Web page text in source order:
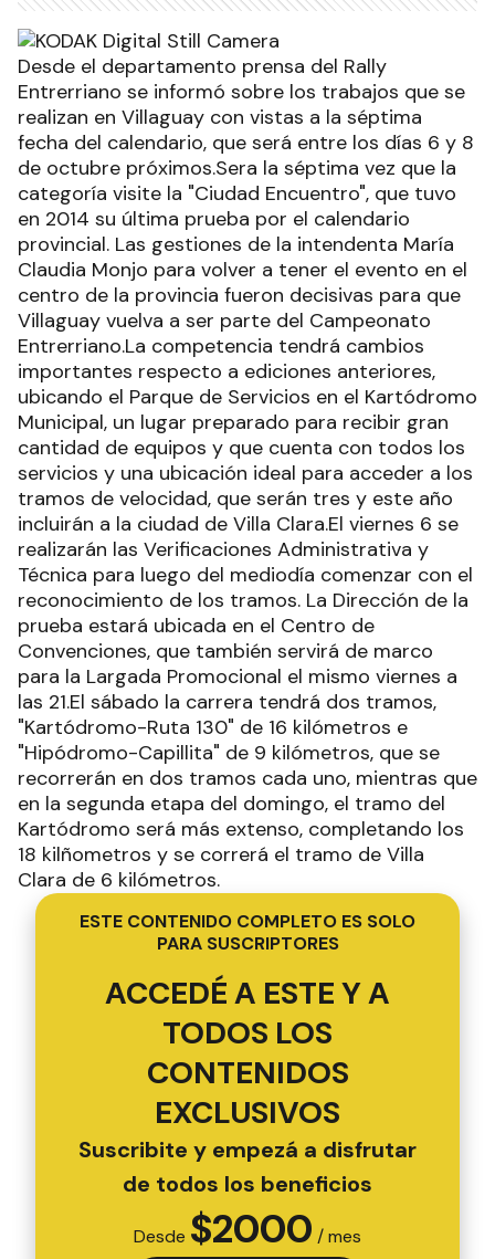
Desde el departamento prensa del Rally
Entrerriano se informó sobre los trabajos que se
realizan en Villaguay con vistas a la séptima
fecha del calendario, que será entre los días 6 y 8
de octubre próximos.Sera la séptima vez que la
categoría visite la "Ciudad Encuentro", que tuvo
en 2014 su última prueba por el calendario
provincial. Las gestiones de la intendenta María
Claudia Monjo para volver a tener el evento en el
centro de la provincia fueron decisivas para que
Villaguay vuelva a ser parte del Campeonato
Entrerriano.La competencia tendrá cambios
importantes respecto a ediciones anteriores,
ubicando el Parque de Servicios en el Kartódromo
Municipal, un lugar preparado para recibir gran
cantidad de equipos y que cuenta con todos los
servicios y una ubicación ideal para acceder a los
tramos de velocidad, que serán tres y este año
incluirán a la ciudad de Villa Clara.El viernes 6 se
realizarán las Verificaciones Administrativa y
Técnica para luego del mediodía comenzar con el
reconocimiento de los tramos. La Dirección de la
prueba estará ubicada en el Centro de
Convenciones, que también servirá de marco
para la Largada Promocional el mismo viernes a
las 21.El sábado la carrera tendrá dos tramos,
"Kartódromo-Ruta 130" de 16 kilómetros e
"Hipódromo-Capillita" de 9 kilómetros, que se
recorrerán en dos tramos cada uno, mientras que
en la segunda etapa del domingo, el tramo del
Kartódromo será más extenso, completando los
18 kilñometros y se correrá el tramo de Villa
Clara de 6 kilómetros.
ESTE CONTENIDO COMPLETO ES SOLO
PARA SUSCRIPTORES
ACCEDÉ A ESTE Y A
TODOS LOS
CONTENIDOS
EXCLUSIVOS
Suscribite y empezá a disfrutar
de todos los beneficios
Desde $2000 / mes